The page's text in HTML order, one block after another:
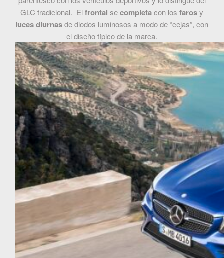
GLC tradicional. Elfrontal secompletacon los farosy
luces diurnasde diodos luminosos a modo de “cejas”, con
el diseño típico de la marca.